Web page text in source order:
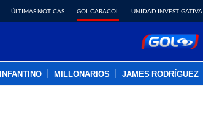
ÚLTIMAS NOTICAS GOL CARACOL UNIDAD INVESTIGATIVA
MILLONARIOS JAMES RODRÍGUEZ